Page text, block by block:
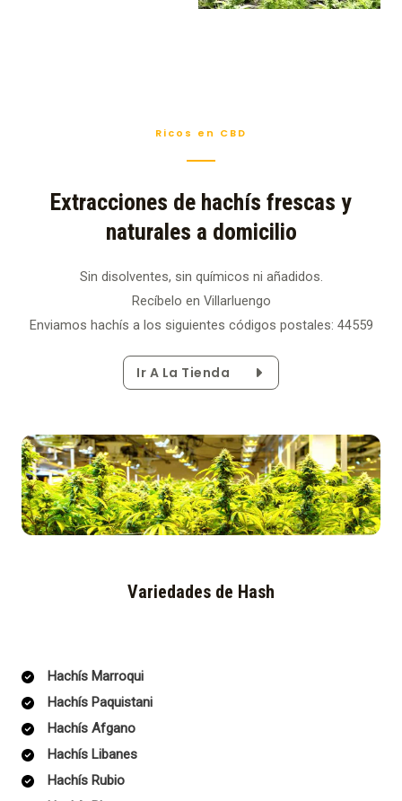
Ricos en CBD
Extracciones de hachís frescas y
naturales a domicilio
Sin disolventes, sin químicos ni añadidos.
Recíbelo en Villarluengo
Enviamos hachís a los siguientes códigos postales: 44559
Ir A La Tienda
Variedades de Hash
Hachís Marroqui
Hachís Paquistani
Hachís Afgano
Hachís Libanes
Hachís Rubio